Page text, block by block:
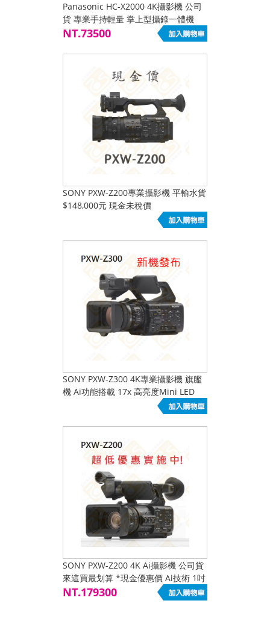
Panasonic HC-X2000 4K攝影機 公司
貨 專業手持輕量 掌上型攝錄一體機
NT.73500
SONY PXW-Z200專業攝影機 平輸水貨
$148,000元 現金未稅價
SONY PXW-Z300 4K專業攝影機 旗艦
機 Ai功能搭載 17x 高亮度Mini LED
SONY PXW-Z200 4K Ai攝影機 公司貨
來這買最划算 *現金優惠價 Ai技術 1吋
20x 12G-SDI HDR
NT.179300